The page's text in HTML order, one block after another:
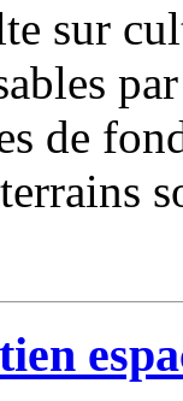
sur
de